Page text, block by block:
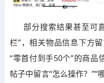
部分搜索结果甚至可
栏”，相关物品信息下方
“零首付到手50个”的商品
帖子中留言“怎么操作？”“